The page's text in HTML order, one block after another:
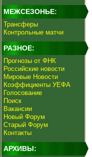
МЕЖСЕЗОНЬЕ:
Трансферы
Контрольные матчи
РАЗНОЕ:
Прогнозы от ФНК
Российские новости
Мировые Новости
Коэффициенты УЕФА
Голосование
Поиск
Вакансии
Новый Форум
Старый Форум
Контакты
АРХИВЫ: